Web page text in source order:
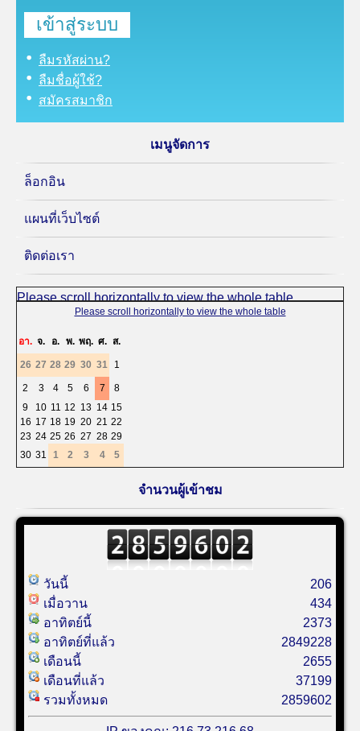
ลืมรหัสผ่าน?
ลืมชื่อผู้ใช้?
สมัครสมาชิก
เมนูจัดการ
ล็อกอิน
แผนที่เว็บไซต์
ติดต่อเรา
อา. จ. อ. พ. พฤ. ศ. ส.
26 27 28 29 30 31 1
2 3 4 5 6 7
8
9
10 11 12 13 14 15
16 17 18 19 20 21 22
23 24 25 26 27 28 29
30 31 1 2 3 4 5
จำนวนผู้เข้าชม
วันนี้
เมื่อวาน
อาทิตย์นี้
อาทิตย์ที่แล้ว
เดือนนี้
เดือนที่แล้ว
รวมทั้งหมด
206
434
2373
2849228
2655
37199
2859602